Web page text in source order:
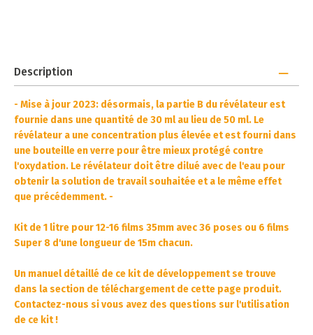
Description
- Mise à jour 2023: désormais, la partie B du révélateur est
fournie dans une quantité de 30 ml au lieu de 50 ml. Le
révélateur a une concentration plus élevée et est fourni dans
une bouteille en verre pour être mieux protégé contre
l'oxydation. Le révélateur doit être dilué avec de l'eau pour
obtenir la solution de travail souhaitée et a le même effet
que précédemment. -
Kit de 1 litre pour 12-16 films 35mm avec 36 poses ou 6 films
Super 8 d'une longueur de 15m chacun.
Un manuel détaillé de ce kit de développement se trouve
dans la section de téléchargement de cette page produit.
Contactez-nous si vous avez des questions sur l'utilisation
de ce kit !